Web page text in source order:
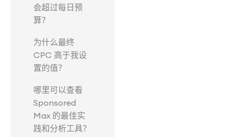
会超过每日预
算？
为什么最终
CPC 高于我设
置的值？
哪里可以查看
Sponsored
Max 的最佳实
践和分析工具？